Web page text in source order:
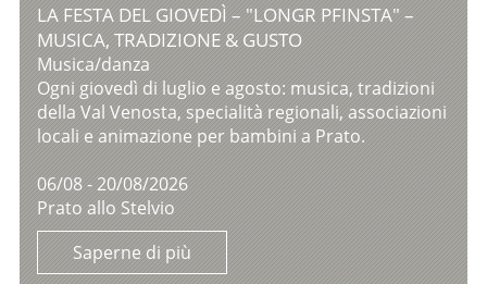
LA FESTA DEL GIOVEDÌ – "LONGR PFINSTA" –
MUSICA, TRADIZIONE & GUSTO
Musica/danza
Ogni giovedì di luglio e agosto: musica, tradizioni
della Val Venosta, specialità regionali, associazioni
locali e animazione per bambini a Prato.
06/08 - 20/08/2026
Prato allo Stelvio
Saperne di più